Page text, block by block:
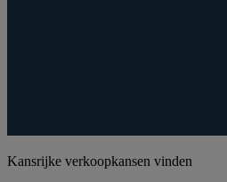
Kansrijke verkoopkansen vinden